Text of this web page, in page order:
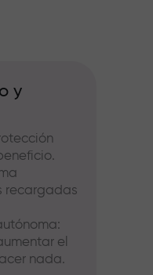
y
recargadas
el
nada.